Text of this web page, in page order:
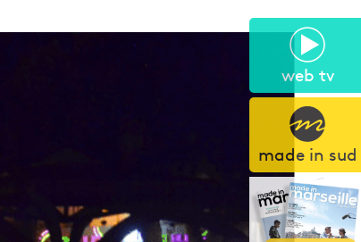
web tv
made in sud